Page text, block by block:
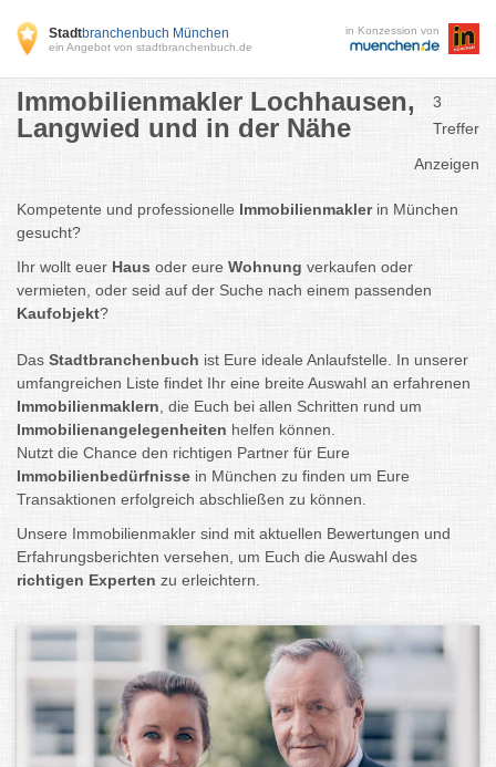
Stadtbranchenbuch München
ein Angebot von stadtbranchenbuch.de
in Konzession von
Immobilienmakler Lochhausen,
Langwied und in der Nähe
3
Treffer
Anzeigen
Kompetente und professionelle Immobilienmaklerin München
gesucht?
Ihr wollt euer Haus oder eure Wohnung verkaufen oder
vermieten, oder seid auf der Suche nach einem passenden
Kaufobjekt?
Das Stadtbranchenbuch ist Eure ideale Anlaufstelle. In unserer
umfangreichen Liste findet Ihr eine breite Auswahl an erfahrenen
Immobilienmaklern , die Euch bei allen Schritten rund um
Immobilienangelegenheiten helfen können.
Nutzt die Chance den richtigen Partner für Eure
Immobilienbedürfnisse in München zu finden um Eure
Transaktionen erfolgreich abschließen zu können.
Unsere Immobilienmakler sind mit aktuellen Bewertungen und
Erfahrungsberichten versehen, um Euch die Auswahl des
richtigen Experten zu erleichtern.